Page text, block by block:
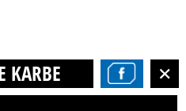
KARBE